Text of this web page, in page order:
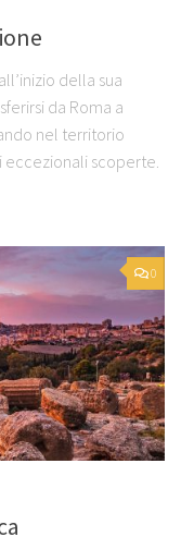
della sua
da Roma a
nel territorio
scoperte.
0